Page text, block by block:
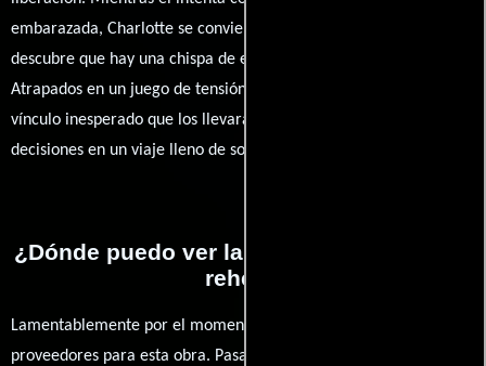
embarazada, Charlotte se convierte en rehén, pero rápidamente
descubre que hay una chispa de emoción en la situación.
Atrapados en un juego de tensión y complicidad, ambos forjan un
vínculo inesperado que los llevará a replantearse sus vidas y
decisiones en un viaje lleno de sorpresas.
¿Dónde puedo ver la películas Mi querido
rehén?
Lamentablemente por el momento no contamos con enlaces a
proveedores para esta obra. Pasa por nuestro catálogo de